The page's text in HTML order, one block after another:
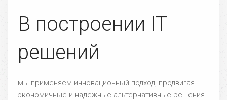
В построении IT
решений
мы применяем инновационный подход, продвигая
экономичные и надежные альтернативные решения